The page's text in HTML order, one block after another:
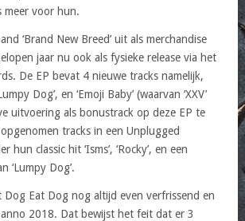
meer voor hun.
‘Brand New Breed’ uit als merchandise
jaar nu ook als fysieke release via het
De EP bevat 4 nieuwe tracks namelijk,
Dog’, en ‘Emoji Baby’ (waarvan ‘XXV’
uitvoering als bonustrack op deze EP te
tracks in een Unplugged
classic hit ‘Isms’, ‘Rocky’, en een
‘Lumpy Dog’.
Dog Eat Dog nog altijd even verfrissend en
2018. Dat bewijst het feit dat er 3